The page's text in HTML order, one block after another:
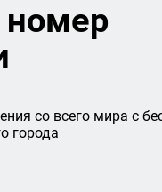
номер
со всего мира с
города